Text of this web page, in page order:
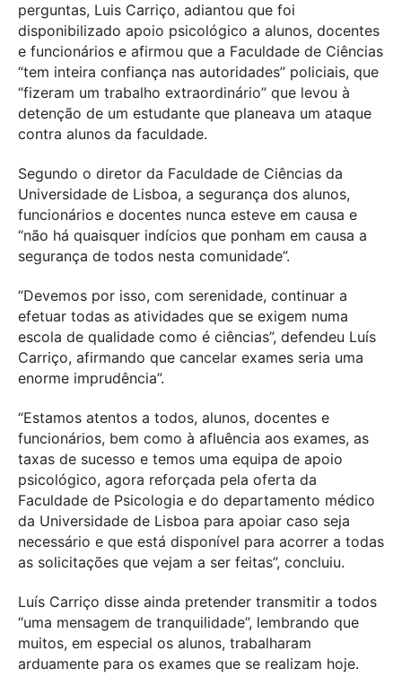
perguntas, Luis Carriço, adiantou que foi
disponibilizado apoio psicológico a alunos, docentes
e funcionários e afirmou que a Faculdade de Ciências
“tem inteira confiança nas autoridades” policiais, que
“fizeram um trabalho extraordinário” que levou à
detenção de um estudante que planeava um ataque
contra alunos da faculdade.
Segundo o diretor da Faculdade de Ciências da
Universidade de Lisboa, a segurança dos alunos,
funcionários e docentes nunca esteve em causa e
“não há quaisquer indícios que ponham em causa a
segurança de todos nesta comunidade”.
“Devemos por isso, com serenidade, continuar a
efetuar todas as atividades que se exigem numa
escola de qualidade como é ciências”, defendeu Luís
Carriço, afirmando que cancelar exames seria uma
enorme imprudência”.
“Estamos atentos a todos, alunos, docentes e
funcionários, bem como à afluência aos exames, as
taxas de sucesso e temos uma equipa de apoio
psicológico, agora reforçada pela oferta da
Faculdade de Psicologia e do departamento médico
da Universidade de Lisboa para apoiar caso seja
necessário e que está disponível para acorrer a todas
as solicitações que vejam a ser feitas”, concluiu.
Luís Carriço disse ainda pretender transmitir a todos
“uma mensagem de tranquilidade”, lembrando que
muitos, em especial os alunos, trabalharam
arduamente para os exames que se realizam hoje.